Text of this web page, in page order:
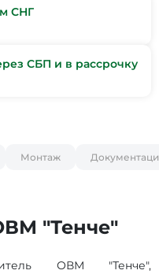
СНГ
СБП и в рассрочку
Монтаж
"Тенче"
ОВМ "Тенче",